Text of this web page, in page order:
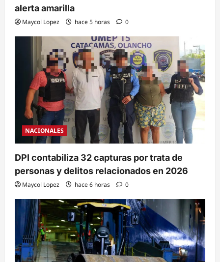
alerta amarilla
Maycol Lopez hace 5 horas 0
NACIONALES
DPI contabiliza 32 capturas por trata de
personas y delitos relacionados en 2026
Maycol Lopez hace 6 horas 0